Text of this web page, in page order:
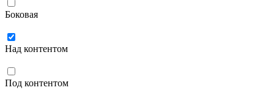
Боковая
Над контентом
Под контентом